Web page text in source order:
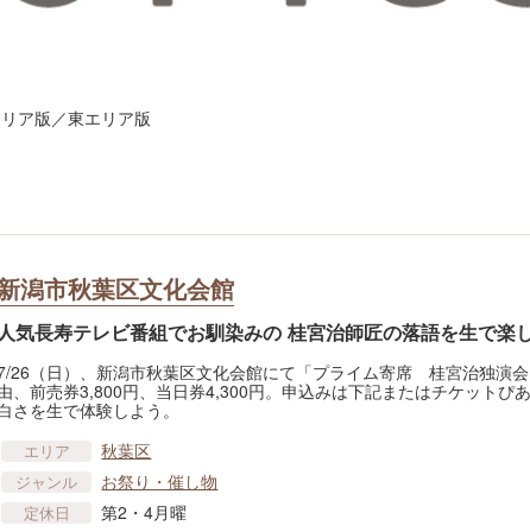
ア版／東エリア版
潟市秋葉区文化会館
人気長寿テレビ番組でお馴染みの 桂宮治師匠の落語を生で楽
26（日）、新潟市秋葉区文化会館にて「プライム寄席 桂宮治独演
、前売券3,800円、当日券4,300円。申込みは下記またはチケットぴ
さを生で体験しよう。
エリア 秋葉区
ジャンル お祭り・催し物
定休日
第2・4月曜